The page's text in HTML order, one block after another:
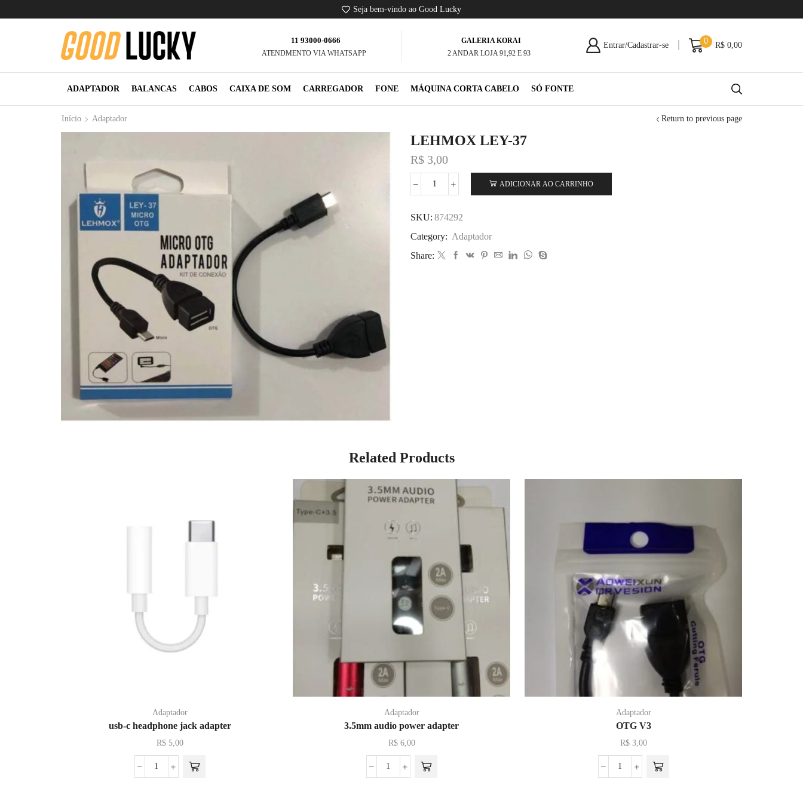
Seja bem-vindo ao Good Lucky
11 93000-0666
ATENDMENTO VIA WHATSAPP
GALERIA KORAI
2 ANDAR LOJA 91,92 E 93
Entrar/Cadastrar-se 0 R$ 0,00
ADAPTADOR BALANCAS CABOS CAIXA DE SOM CARREGADOR FONE MÁQUINA CORTA CABELO SÓ FONTE
Início Adaptador Return to previous page
LEHMOX LEY-37
R$ 3,00
ADICIONAR AO CARRINHO
SKU: 874292
Category: Adaptador
Share:
Related Products
Adaptador
usb-c headphone jack adapter
R$5,00
Adaptador
3.5mm audio power adapter
R$6,00
Adaptador
OTG V3
R$3,00